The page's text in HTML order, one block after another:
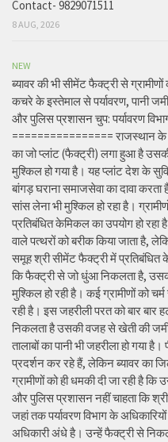
Contact- 9829071511
8 AUG, 2026
NEW
ब्यावर की भी सीमेंट फैक्ट्री से
कचरे के इस्तेमाल से पर्यावरण, पानी
और पुलिस प्रशासन चुप: पर्यावरण
================ राजस्थान के
का जो प्लांट (फैक्ट्री) लगा हुआ है
मुश्किल हो गया है। यह प्लांट देश के
बांगड़ घराना समाजसेवा का दावा
सांस लेना भी मुश्किल हो रहा है।
प्रतिबंधित केमिकल का उपयोग हो
वाले पत्थरों को बरीक किया जाता है,
समूह श्री सीमेंट फैक्ट्री में प्रतिबंधित
कि फैक्ट्री से जो धुंआ निकलता है,
मुश्किल हो रही है। कई ग्रामीणों को
रही है। इस जहरीली परत को बार बार
निकलता है उसकी वजह से खेती की
तालाबों का पानी भी जहरीला हो गया
प्रदर्शन कर रहे हैं, लेकिन ब्यावर का
ग्रामीणों को ही धमकी दी जा रही है
और पुलिस प्रशासन नहीं चाहता कि
जहां तक पर्यावरण विभाग के
अधिकारी अंधे है। उन्हें फैक्ट्री से